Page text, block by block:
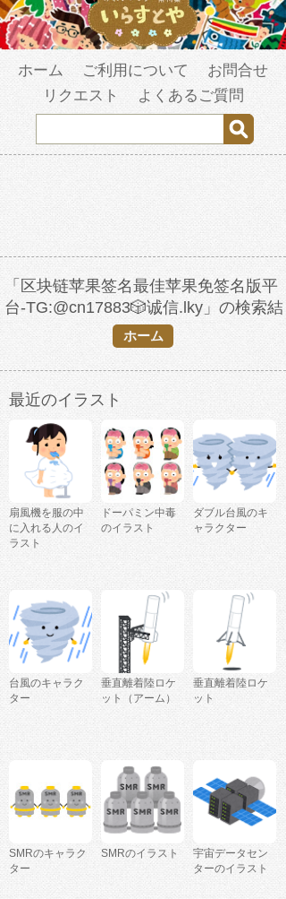
ホーム ご利用について
お問合せ
リクエスト
よくあるご質問
「区块链苹果签名最佳苹果免签名版平
台-TG:@cn17883🎲诚信.lky」の検索結
ホーム
最近のイラスト
扇風機を服の中
に入れる人のイ
ラスト
ドーパミン中毒
のイラスト
ダブル台風のキ
ャラクター
台風のキャラク
ター
垂直離着陸ロケ
ット（アーム）
垂直離着陸ロケ
ット
SMRのキャラク
ター
SMRのイラスト
宇宙データセン
ターのイラスト